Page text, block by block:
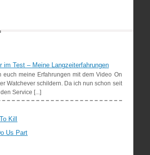
im Test – Meine Langzeiterfahrungen
euch meine Erfahrungen mit dem Video On
Watchever schildern. Da ich nun schon seit
Service [...]
Kill
Us Part